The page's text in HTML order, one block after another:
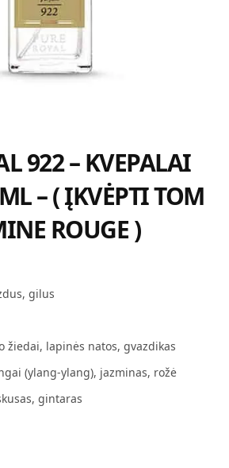
922 – KVEPALAI
– ( ĮKVĖPTI TOM
ROUGE )
gilus
žiedai, lapinės natos, gvazdikas
(ylang-ylang), jazminas, rožė
gintaras